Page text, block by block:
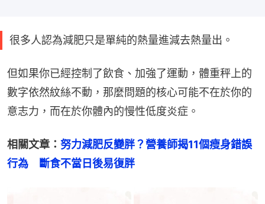
很多人認為減肥只是單純的熱量進減去熱量出。
但如果你已經控制了飲食、加強了運動，體重秤上的
數字依然紋絲不動，那麼問題的核心可能不在於你的
意志力，而在於你體內的慢性低度炎症。
相關文章： 努力減肥反變胖？營養師揭11個瘦身錯誤
行為　斷食不當日後易復胖